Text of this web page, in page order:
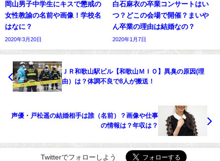
岡山男子中学生にキスで懲戒の
女性教諭の名前や画像！学校名
はなに？
2020年3月20日
白石麻衣の卒業コンサートはい
つ？どこの会場で開催？まいや
ん卒業の理由は結婚なの？
2020年1月7日
ＪＲ和歌山駅ビル【和歌山ＭＩＯ】異臭の原因(理
由）は？体調不良で8人が搬送！
声優・戸松遥の結婚相手は誰（名前）？画像や仕事
の情報は？年収は？
Twitterでフォローしよう